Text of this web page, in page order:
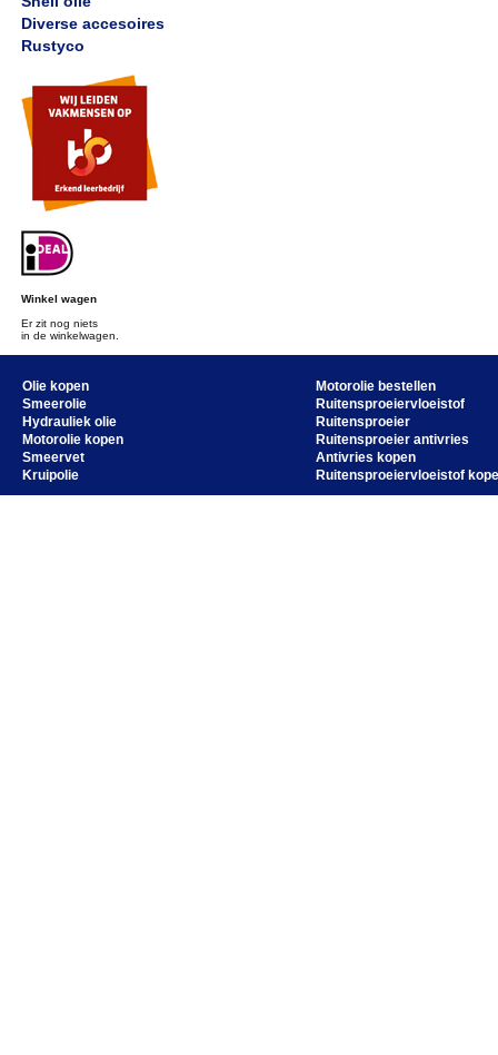
Diverse accesoires
Rustyco
Winkel wagen
Er zit nog niets
in de winkelwagen.
Olie kopen
Smeerolie
Hydrauliek olie
Motorolie kopen
Smeervet
Kruipolie
Motorolie bestellen
Ruitensproeiervloeistof
Ruitensproeier
Ruitensproeier antivries
Antivries kopen
Ruitensproeiervloeistof